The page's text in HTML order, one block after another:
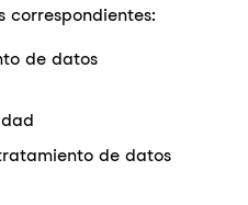
de datos
de datos